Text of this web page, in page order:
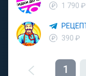
1 790 ₽
390 ₽
1